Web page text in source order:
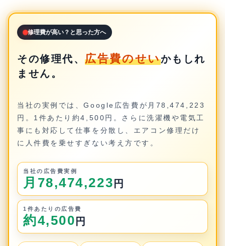
修理費が高い？と思った方へ
その修理代、広告費のせいかもしれ
ません。
当社の実例では、Google広告費が月78,474,223
円。1件あたり約4,500円。さらに洗濯機や電気工
事にも対応して仕事を分散し、エアコン修理だけ
に人件費を乗せすぎない考え方です。
当社の広告費実例
月78,474,223 円
1件あたりの広告費
約4,500 円